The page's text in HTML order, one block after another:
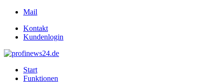
Mail
Kontakt
Kundenlogin
Start
Funktionen